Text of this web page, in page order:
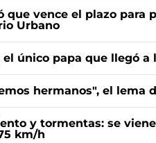
que vence el plazo para
Urbano
el único papa que llegó a
hermanos", el lema
y tormentas: se
km/h